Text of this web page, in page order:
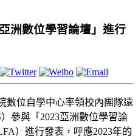
洲數位學習論壇」進行
數位自學中心率領校內團隊遠
參與「2023亞洲數位學習論
）進行發表，呼應2023年的